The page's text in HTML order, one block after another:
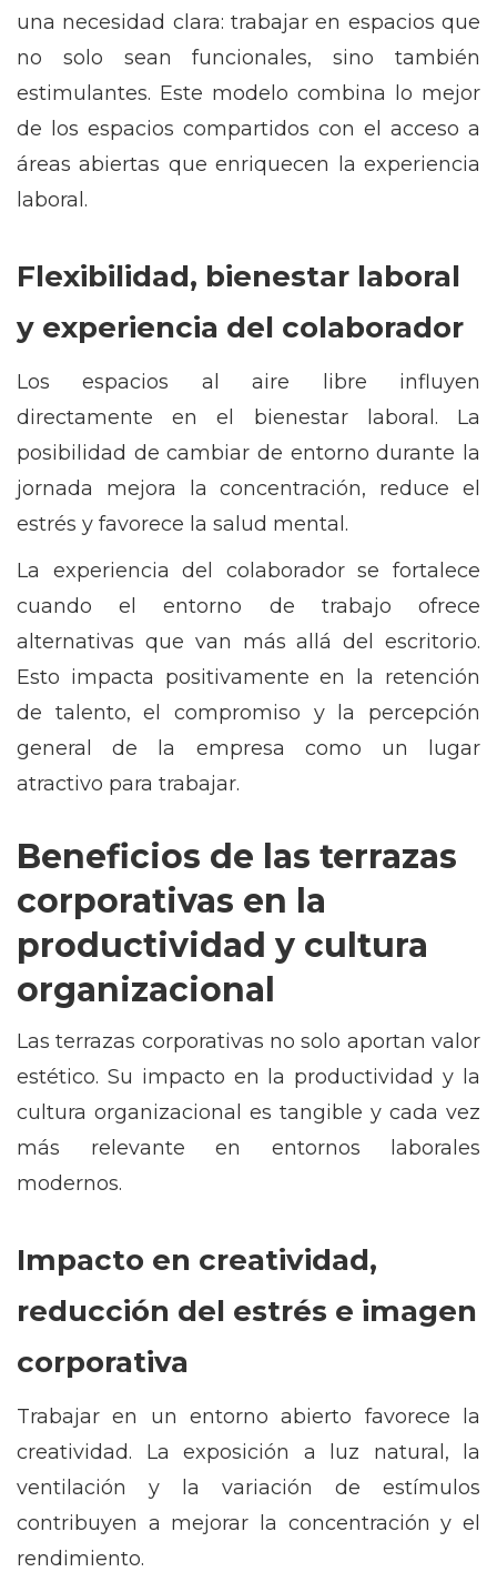
una necesidad clara: trabajar en espacios que
no solo sean funcionales, sino también
estimulantes. Este modelo combina lo mejor
de los espacios compartidos con el acceso a
áreas abiertas que enriquecen la experiencia
laboral.
Flexibilidad, bienestar laboral
y experiencia del colaborador
Los espacios al aire libre influyen
directamente en el bienestar laboral. La
posibilidad de cambiar de entorno durante la
jornada mejora la concentración, reduce el
estrés y favorece la salud mental.
La experiencia del colaborador se fortalece
cuando el entorno de trabajo ofrece
alternativas que van más allá del escritorio.
Esto impacta positivamente en la retención
de talento, el compromiso y la percepción
general de la empresa como un lugar
atractivo para trabajar.
Beneficios de las terrazas
corporativas en la
productividad y cultura
organizacional
Las terrazas corporativas no solo aportan valor
estético. Su impacto en la productividad y la
cultura organizacional es tangible y cada vez
más relevante en entornos laborales
modernos.
Impacto en creatividad,
reducción del estrés e imagen
corporativa
Trabajar en un entorno abierto favorece la
creatividad. La exposición a luz natural, la
ventilación y la variación de estímulos
contribuyen a mejorar la concentración y el
rendimiento.